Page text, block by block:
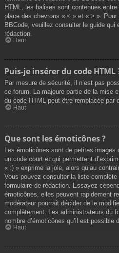
HTML, les balises sont contenues
place des chevrons « < » et « > ». Pour
BBCode, veuillez consulter le guide qui
rédaction.
Haut
Puis-je insérer du code HTML
Par mesure de sécurité, il n’est pas
ce forum. La majeure partie de la mise
du code HTML peut être remplacée par
Haut
Que sont les émoticônes ?
Les émoticônes sont de petites images
un code court et qui permettent
« :) » exprime la joie, alors qu’au
Vous pouvez consulter la liste
formulaire de rédaction. Essayez
émoticônes, elles peuvent rapidement
modérateur pourrait décider de le
complètement. Les administrateurs du
nombre d’émoticônes qu’il est possible
Haut